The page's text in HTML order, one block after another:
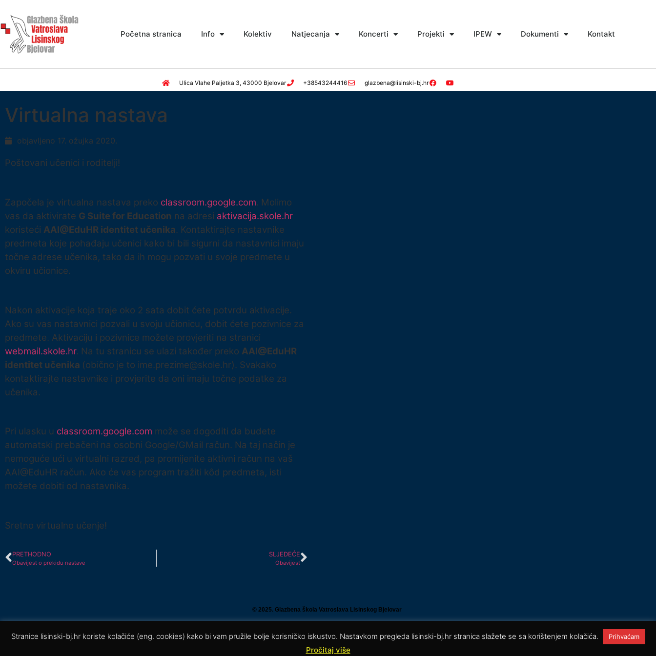
Početna stranica Info Kolektiv Natjecanja Koncerti Projekti IPEW Dokumenti Kontakt
Ulica Vlahe Paljetka 3, 43000 Bjelovar +38543244416 glazbena@lisinski-bj.hr
Virtualna nastava
objavljeno 17. ožujka 2020.
Poštovani učenici i roditelji!
Započela je virtualna nastava preko classroom.google.com. Molimo
vas da aktivirate G Suite for Education na adresi aktivacija.skole.hr
koristeći AAI@EduHR identitet učenika. Kontaktirajte nastavnike
predmeta koje pohađaju učenici kako bi bili sigurni da nastavnici imaju
točne adrese učenika, tako da ih mogu pozvati u svoje predmete u
okviru učionice.
Nakon aktivacije koja traje oko 2 sata dobit ćete potvrdu aktivacije.
Ako su vas nastavnici pozvali u svoju učionicu, dobit ćete pozivnice za
predmete. Aktivaciju i pozivnice možete provjeriti na stranici
webmail.skole.hr. Na tu stranicu se ulazi također preko AAI@EduHR
identitet učenika (obično je to ime.prezime@skole.hr). Svakako
kontaktirajte nastavnike i provjerite da oni imaju točne podatke za
učenika.
Pri ulasku u classroom.google.com može se dogoditi da budete
automatski prebačeni na osobni Google/GMail račun. Na taj način je
nemoguće ući u virtualni razred, pa promijenite aktivni račun na vaš
AAI@EduHR račun. Ako će vas program tražiti kôd predmeta, isti
možete dobiti od nastavnika.
Sretno virtualno učenje!
PRETHODNO
Obavijest o prekidu nastave
SLJEDEĆE
Obavijest
© 2025. Glazbena škola Vatroslava Lisinskog Bjelovar
Stranice lisinski-bj.hr koriste kolačiće (eng. cookies) kako bi vam pružile bolje korisničko iskustvo. Nastavkom pregleda lisinski-bj.hr stranica slažete se sa korištenjem kolačića. Prihvaćam
Pročitaj više